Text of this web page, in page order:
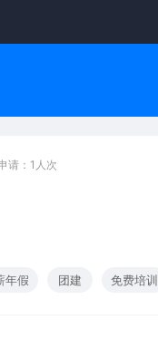
请：1人次
年假 团建 免费培训